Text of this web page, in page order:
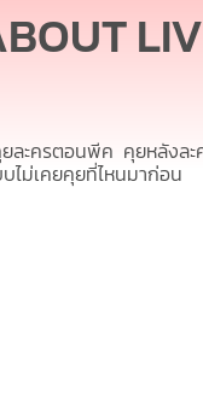
ละครตอนพีค คุยหลังล
ไม่เคยคุยที่ไหนมาก่อน